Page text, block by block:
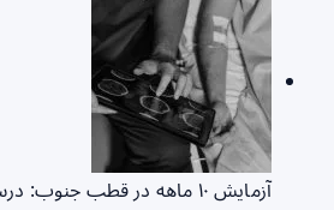
آزمایش ۱۰ ماهه در قطب